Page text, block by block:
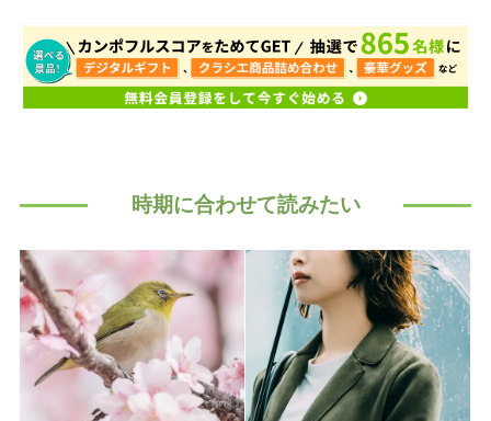
時期に合わせて読みたい